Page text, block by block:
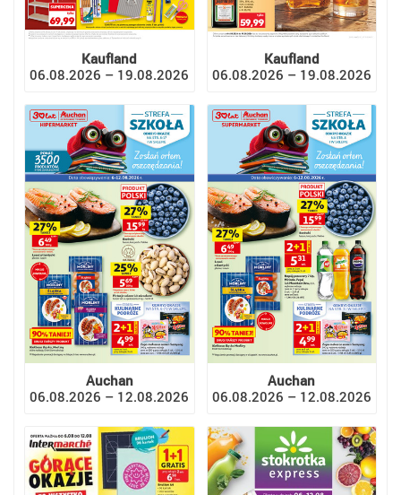
Kaufland
06.08.2026 – 19.08.2026
Kaufland
06.08.2026 – 19.08.2026
Auchan
06.08.2026 – 12.08.2026
Auchan
06.08.2026 – 12.08.2026